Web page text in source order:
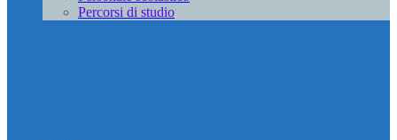
Percorsi di studio